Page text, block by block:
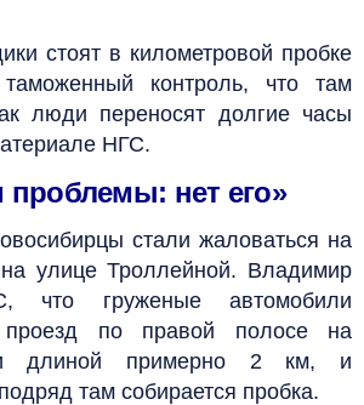
стоят в километровой пробке
контроль, что там
люди переносят долгие часы
НГС.
проблемы: нет его»
стали жаловаться на
улице Троллейной. Владимир
что груженые автомобили
проезд по правой полосе на
длиной примерно 2 км, и
там собирается пробка.